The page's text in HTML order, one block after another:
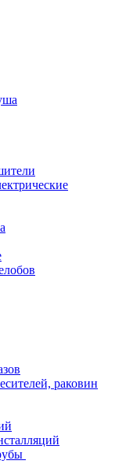
раковин